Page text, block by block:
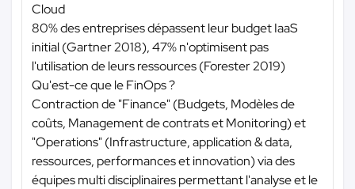
Cloud
80% des entreprises dépassent leur budget IaaS
initial (Gartner 2018), 47% n'optimisent pas
l'utilisation de leurs ressources (Forester 2019)
Qu'est-ce que le FinOps ?
Contraction de "Finance" (Budgets, Modèles de
coûts, Management de contrats et Monitoring) et
"Operations" (Infrastructure, application & data,
ressources, performances et innovation) via des
équipes multi disciplinaires permettant l'analyse et le